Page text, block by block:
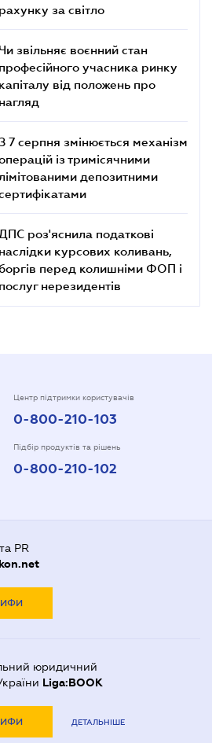
рахунку за світло
Чи звільняє воєнний стан
професійного учасника ринку
капіталу від положень про
нагляд
7 серпня змінюється механізм
із тримісячними
лімітованими депозитними
ДПС роз'яснила податкові
наслідки курсових коливань,
перед колишніми ФОП і
послуг нерезидентів
Центр підтримки користувачів
0-800-210-103
Підбір продуктів та рішень
0-800-210-102
PR
юридичний
Liga:BOOK
ДЕТАЛЬНІШЕ